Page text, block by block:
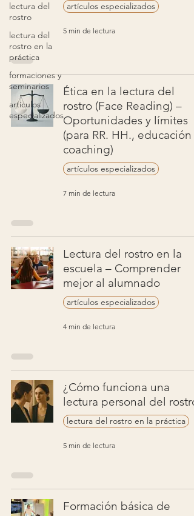
lectura del
rostro
lectura del
rostro en la
práctica
formaciones y
seminarios
artículos
especializados
artículos especializados
5 min de lectura
Ética en la lectura del
rostro (Face Reading) –
Oportunidades y límites
(para RR. HH., educación y
coaching)
artículos especializados
7 min de lectura
Lectura del rostro en la
escuela – Comprender
mejor al alumnado
artículos especializados
4 min de lectura
¿Cómo funciona una
lectura personal del
lectura del rostro en la práctica
5 min de lectura
Formación básica de